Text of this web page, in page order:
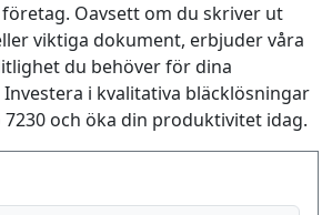
Oavsett om du skriver ut
viktiga dokument, erbjuder våra
du behöver för dina
i kvalitativa bläcklösningar
7230 och öka din produktivitet idag.